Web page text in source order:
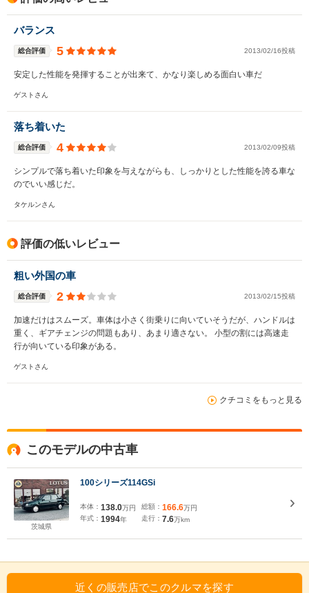
バランス
総合評価 5 2013/02/16投稿
安定した性能を発揮することが出来て、かなり楽しめる面白い車だ
ゲストさん
落ち着いた
総合評価 4 2013/02/09投稿
シンプルで落ち着いた印象を与えながらも、しっかりとした性能を誇る車な
のでいい感じだ。
タケルンさん
評価の低いレビュー
粗い外国の車
総合評価 2 2013/02/15投稿
加速だけはスムーズ。車体は小さく街乗りに向いていそうだが、ハンドルは
重く、ギアチェンジの問題もあり、あまり適さない。 小型の割には高速走
行が向いている印象がある。
ゲストさん
クチコミをもっと見る
このモデルの中古車
茨城県
100シリーズ114GSi
本体： 138.0万円
年式： 1994年
総額： 166.6万円
走行： 7.6万km
近くの販売店でこのクルマを探す